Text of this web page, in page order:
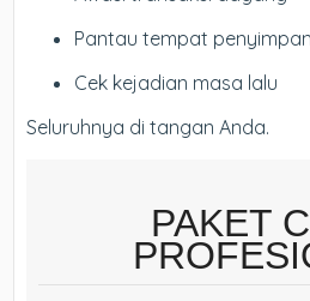
Pantau tempat
Cek kejadian masa lalu
Seluruhnya di tangan Anda.
PAKET